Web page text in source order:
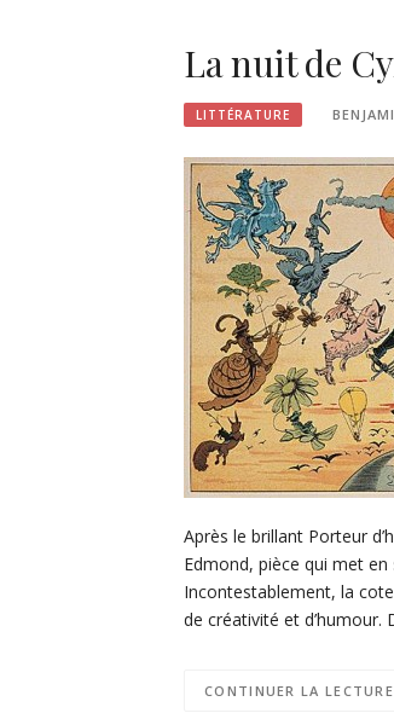
La nuit de
LITTÉRATURE
Après le brillant Porteur
Edmond, pièce qui met
Incontestablement, la
de créativité et d’humour.
CONTINUER LA LECTURE